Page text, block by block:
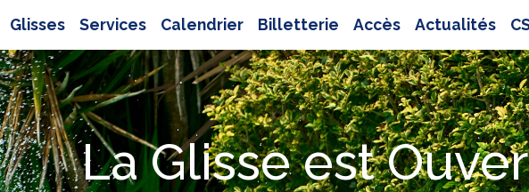
Glisses Services Calendrier Billetterie Accès Actualités
La Glisse est